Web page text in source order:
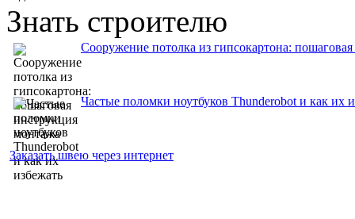
Знать строителю
Сооружение потолка из гипсокартона:
Частые поломки ноутбуков Thunderobot и как их
Заказать швею через интернет